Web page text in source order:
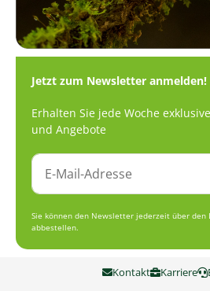
Jetzt zum Newsletter anmelden!
Erhalten Sie jede Woche
und Angebote
Sie können den Newsletter jederzeit über
abbestellen.
Kontakt Karriere